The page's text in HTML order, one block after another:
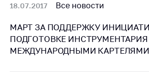
питания, бытового
Обучение по
вопросам
антимонопольного
18.07.2017 Все новости
МАРТ ЗА ПОДДЕРЖКУ
ПОДГОТОВКЕ ИНСТРУМЕНТАРИЯ
МЕЖДУНАРОДНЫМИ КАРТЕЛЯМИ